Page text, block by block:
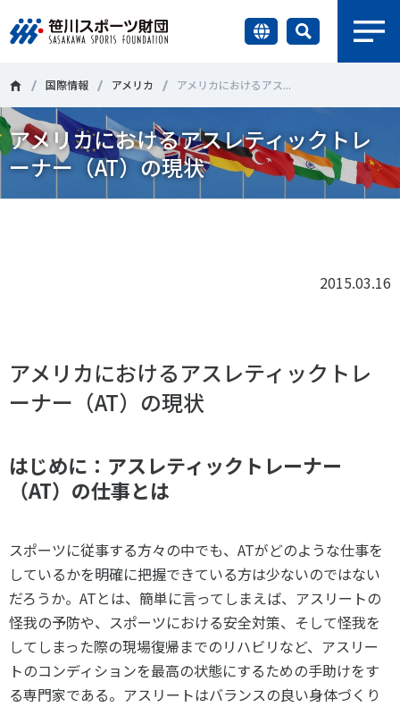
財団情報
研究員紹介
ニュース
メールマガジン
「SSFニュース」
会員登録
アクセス
＃誰が子どものスポーツをささえるのか ＃部活動
＃アクティブなまちづくり ＃日本人の身体活動と健康寿命
スポーツライフ・データ
政策提言
子どものスポーツ
スポーツによるまちづくり
スポーツ・ガバナンス
スポーツボランティア
スポーツ政策・予算
健康とスポーツ
国際情報 アメリカ アメリカにおけるアス...
アメリカにおけるアスレティックトレ
ーナー（AT）の現状
2015.03.16
アメリカにおけるアスレティックトレ
ーナー（AT）の現状
はじめに：アスレティックトレーナー
（AT）の仕事とは
スポーツに従事する方々の中でも、ATがどのような仕事を
しているかを明確に把握できている方は少ないのではない
だろうか。ATとは、簡単に言ってしまえば、アスリートの
怪我の予防や、スポーツにおける安全対策、そして怪我を
してしまった際の現場復帰までのリハビリなど、アスリー
トのコンディションを最高の状態にするための手助けをす
る専門家である。アスリートはバランスの良い身体づくり